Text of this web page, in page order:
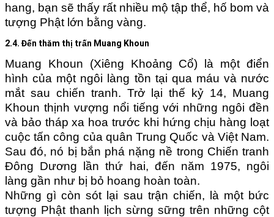
hang, bạn sẽ thấy rất nhiều mộ tập thể, hố bom và
tượng Phật lớn bằng vàng.
2.4. Đến thăm thị trấn Muang Khoun
Muang Khoun (Xiêng Khoảng Cổ) là một điển
hình của một ngôi làng tồn tại qua máu và nước
mắt sau chiến tranh. Trở lại thế kỷ 14, Muang
Khoun thịnh vượng nổi tiếng với những ngôi đền
và bảo tháp xa hoa trước khi hứng chịu hàng loạt
cuộc tấn công của quân Trung Quốc và Việt Nam.
Sau đó, nó bị bắn phá nặng nề trong Chiến tranh
Đông Dương lần thứ hai, đến năm 1975, ngôi
làng gần như bị bỏ hoang hoàn toàn.
Những gì còn sót lại sau trận chiến, là một bức
tượng Phật thanh lịch sừng sững trên những cột